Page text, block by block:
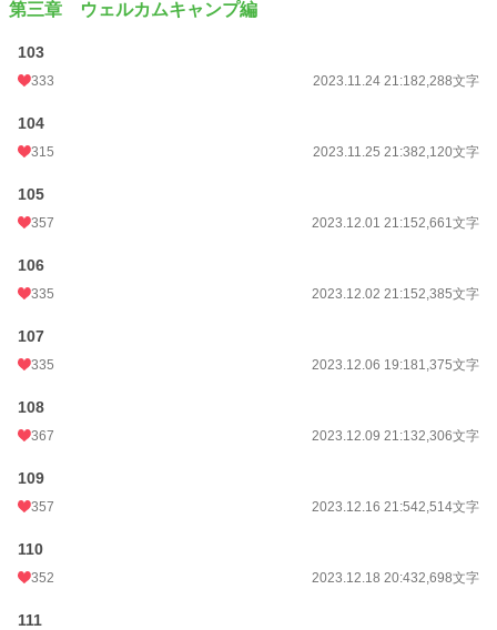
第三章 ウェルカムキャンプ編
103
333 2023.11.24 21:182,288文字
104
315 2023.11.25 21:382,120文字
105
357 2023.12.01 21:152,661文字
106
335 2023.12.02 21:152,385文字
107
335 2023.12.06 19:181,375文字
108
367 2023.12.09 21:132,306文字
109
357 2023.12.16 21:542,514文字
110
352 2023.12.18 20:432,698文字
111